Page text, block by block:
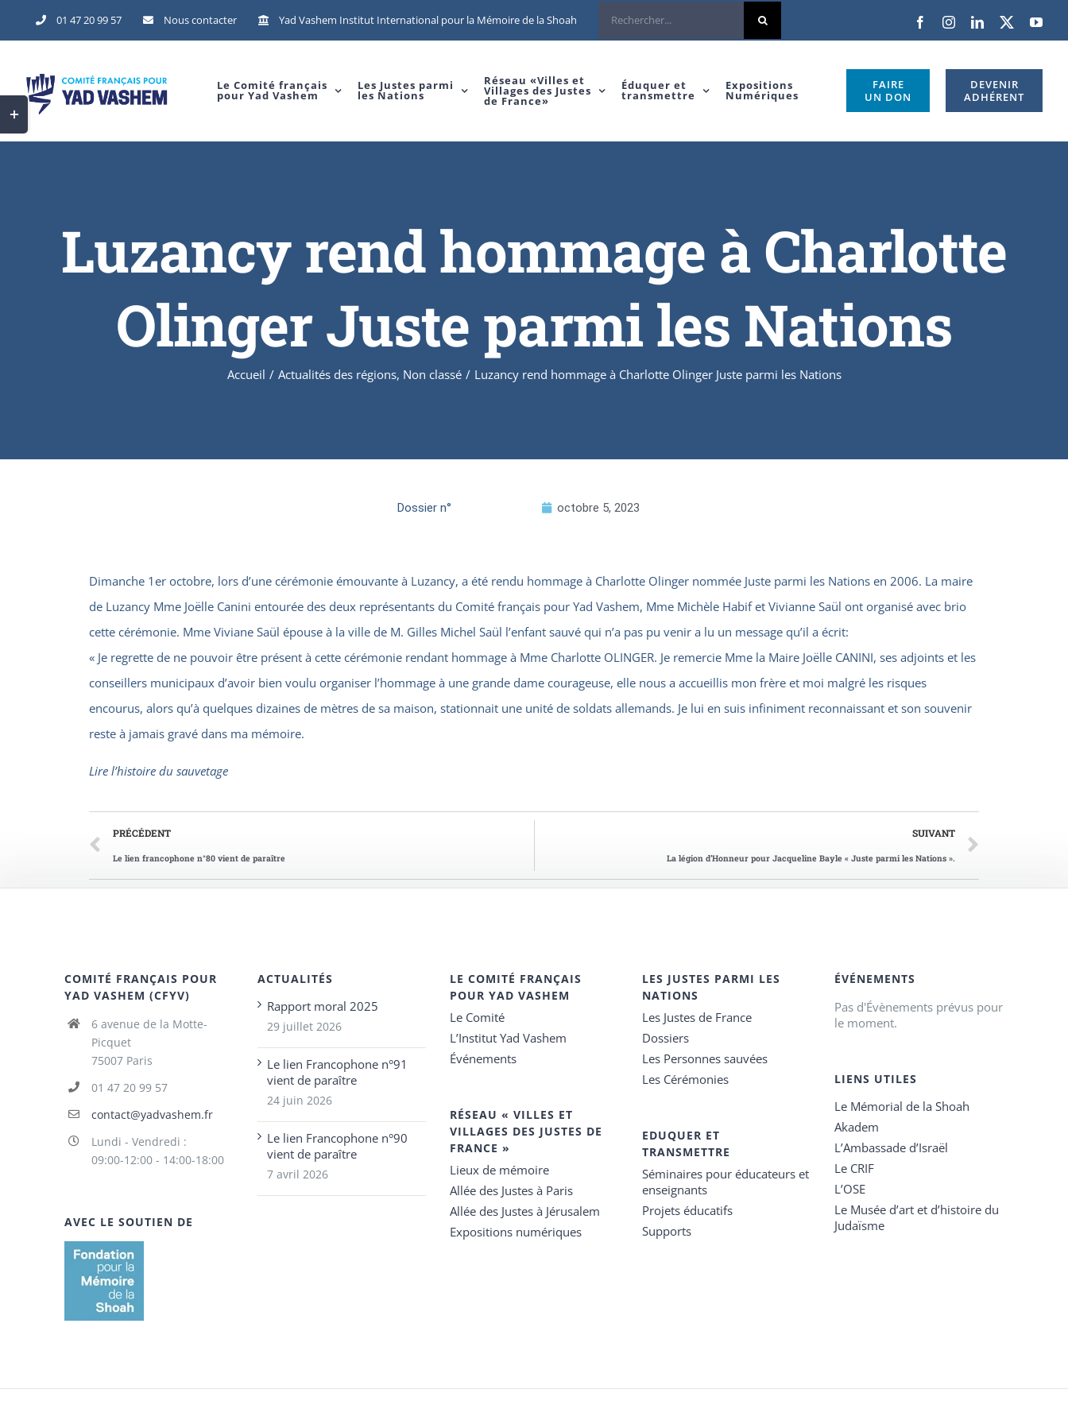
01 47 20 99 57 Nous contacter Yad Vashem Institut International pour la Mémoire de la Shoah
Le Comité français
pour Yad Vashem
Les Justes parmi
les Nations
Réseau «Villes et
Villages des Justes
de France»
Éduquer et
transmettre
Expositions
Numériques
FAIRE
UN DON
DEVENIR
ADHÉRENT
Luzancy rend hommage à Charlotte
Olinger Juste parmi les Nations
Accueil / Actualités des régions, Non classé / Luzancy rend hommage à Charlotte Olinger Juste parmi les Nations
Dossier n° octobre 5, 2023
Dimanche 1er octobre, lors d’une cérémonie émouvante à Luzancy, a été rendu hommage à Charlotte Olinger nommée Juste parmi les Nations en 2006. La maire
de Luzancy Mme Joëlle Canini entourée des deux représentants du Comité français pour Yad Vashem, Mme Michèle Habif et Vivianne Saül ont organisé avec brio
cette cérémonie. Mme Viviane Saül épouse à la ville de M. Gilles Michel Saül l’enfant sauvé qui n’a pas pu venir a lu un message qu’il a écrit:
« Je regrette de ne pouvoir être présent à cette cérémonie rendant hommage à Mme Charlotte OLINGER. Je remercie Mme la Maire Joëlle CANINI, ses adjoints et les
conseillers municipaux d’avoir bien voulu organiser l’hommage à une grande dame courageuse, elle nous a accueillis mon frère et moi malgré les risques
encourus, alors qu’à quelques dizaines de mètres de sa maison, stationnait une unité de soldats allemands. Je lui en suis infiniment reconnaissant et son souvenir
reste à jamais gravé dans ma mémoire.
Lire l’histoire du sauvetage
PRÉCÉDENT
Le lien francophone n°80 vient de paraître
SUIVANT
La légion d’Honneur pour Jacqueline Bayle « Juste parmi les Nations ».
COMITÉ FRANÇAIS POUR
YAD VASHEM (CFYV)
6 avenue de la Motte-
Picquet
75007 Paris
01 47 20 99 57
contact@yadvashem.fr
Lundi - Vendredi :
09:00-12:00 - 14:00-18:00
AVEC LE SOUTIEN DE
ACTUALITÉS
Rapport moral 2025
29 juillet 2026
Le lien Francophone n°91
vient de paraître
24 juin 2026
Le lien Francophone n°90
vient de paraître
7 avril 2026
LE COMITÉ FRANÇAIS
POUR YAD VASHEM
Le Comité
L’Institut Yad Vashem
Événements
RÉSEAU « VILLES ET
VILLAGES DES JUSTES DE
FRANCE »
Lieux de mémoire
Allée des Justes à Paris
Allée des Justes à Jérusalem
Expositions numériques
LES JUSTES PARMI LES
NATIONS
Les Justes de France
Dossiers
Les Personnes sauvées
Les Cérémonies
EDUQUER ET
TRANSMETTRE
Séminaires pour éducateurs et
enseignants
Projets éducatifs
Supports
ÉVÉNEMENTS
Pas d'Évènements prévus pour
le moment.
LIENS UTILES
Le Mémorial de la Shoah
Akadem
L’Ambassade d’Israël
Le CRIF
L’OSE
Le Musée d’art et d’histoire du
Judaïsme